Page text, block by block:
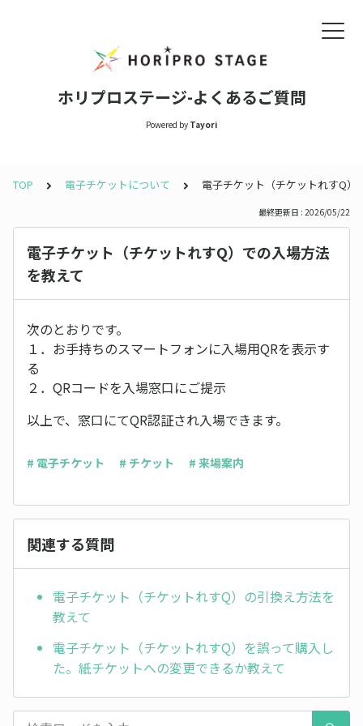
ホリプロステージ-よくあるご質問
Powered by Tayori
TOP 電子チケットについて 電子チケット（チケットれすQ）
最終更新日 : 2026/05/22
電子チケット（チケットれすQ）での入場方法
を教えて
次のとおりです。
１．お手持ちのスマートフォンに入場用QRを表示す
る
２．QRコードを入場窓口にご提示
以上で、窓口にてQR認証され入場できます。
# 電子チケット # チケット # 来場案内
関連する質問
電子チケット（チケットれすQ）の引換え方法を
教えて
電子チケット（チケットれすQ）を誤って購入し
た。紙チケットへの変更できるか教えて